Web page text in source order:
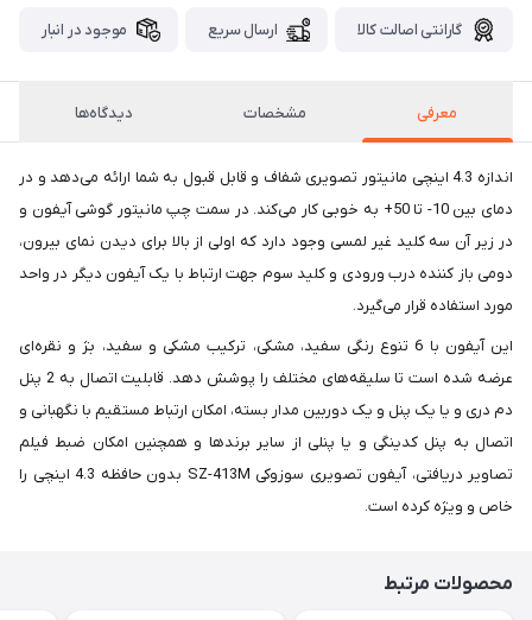
گارانتی اصالت کالا ارسال سریع موجود در انبار
معرفی مشخصات دیدگاه‌ها
اندازه 4.3 اینچی مانیتور تصویری شفاف و قابل قبول به شما ارائه می‌دهد و در
دمای بین 10- تا 50+ به خوبی کار می‌کند. در سمت چپ مانیتور گوشی آیفون و
در زیر آن سه کلید غیر لمسی وجود دارد که اولی از بالا برای دیدن نمای بیرون،
دومی باز کننده درب ورودی و کلید سوم جهت ارتباط با یک آیفون دیگر در واحد
مورد استفاده قرار می‌گیرد.
این آیفون با 6 تنوع رنگی سفید، مشکی، ترکیب مشکی و سفید، بژ و نقره‌ای
عرضه شده است تا سلیقه‌های مختلف را پوشش دهد. قابلیت اتصال به 2 پنل
دم دری و یا یک پنل و یک دوربین مدار بسته، امکان ارتباط مستقیم با نگهبانی و
اتصال به پنل کدینگی و یا پنلی از سایر برندها و همچنین امکان ضبط فیلم
تصاویر دریافتی، آیفون تصویری سوزوکی SZ-413M بدون حافظه 4.3 اینچی را
خاص و ویژه کرده است.
محصولات مرتبط